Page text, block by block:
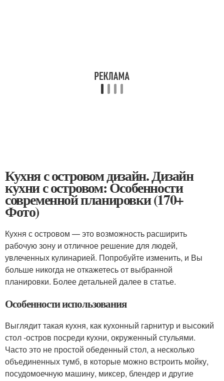
Кухня с островом дизайн. Дизайн
кухни с островом: Особенности
современной планировки (170+
Фото)
Кухня с островом — это возможность расширить
рабочую зону и отличное решение для людей,
увлеченных кулинарией. Попробуйте изменить, и Вы
больше никогда не откажетесь от выбранной
планировки. Более детальней далее в статье.
Особенности использования
Выглядит такая кухня, как кухонный гарнитур и высокий
стол -остров посреди кухни, окруженный стульями.
Часто это не простой обеденный стол, а несколько
объединенных тумб, в которые можно встроить мойку,
посудомоечную машину, миксер, блендер и другие